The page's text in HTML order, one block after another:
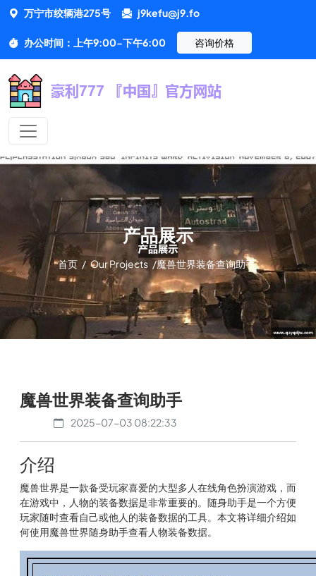
万宁市绞辆港275号 j9kefu@j9.fo
办公时间：上午9:00-下午6:00 咨询价格
产品展示
首页 / Our Projects /魔兽世界装备查询助手
魔兽世界装备查询助手
2025-07-03 08:22:33
介绍
魔兽世界是一款备受玩家喜爱的大型多人在线角色扮演游戏，而
在游戏中，人物的装备数据是非常重要的。随身助手是一个方便
玩家随时查看自己或他人的装备数据的工具。本文将详细介绍如
何使用魔兽世界随身助手查看人物装备数据。